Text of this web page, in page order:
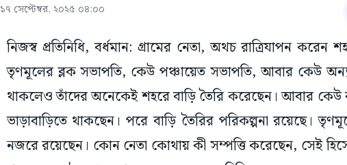
১৭ সেপ্টেম্বর, ২০২৫ ০৪:০০
নিজস্ব প্রতিনিধি, বর্ধমান: গ্রামের নেতা, অথচ রাত্রিযাপন
তৃণমূলের ব্লক সভাপতি, কেউ পঞ্চায়েত সভাপতি, আবার কেউ
থাকলেও তাঁদের অনেকেই শহরে বাড়ি তৈরি করেছেন। আবার কেউ
ভাড়াবাড়িতে থাকছেন। পরে বাড়ি তৈরির পরিকল্পনা রয়েছে।
নজরে রয়েছেন। কোন নেতা কোথায় কী সম্পত্তি করেছেন, সেই